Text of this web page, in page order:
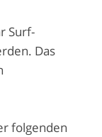
Surf-
Das
folgenden